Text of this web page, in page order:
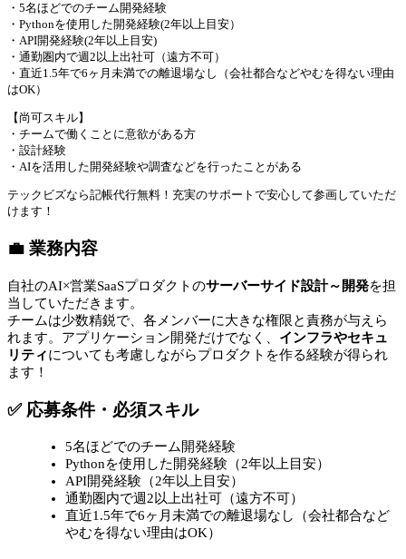
・5名ほどでのチーム開発経験
・Pythonを使用した開発経験(2年以上目安）
・API開発経験(2年以上目安)
・通勤圏内で週2以上出社可（遠方不可）
・直近1.5年で6ヶ月未満での離退場なし（会社都合などやむを得ない理由
はOK）
【尚可スキル】
・チームで働くことに意欲がある方
・設計経験
・AIを活用した開発経験や調査などを行ったことがある
テックビズなら記帳代行無料！充実のサポートで安心して参画していただ
けます！
💼 業務内容
自社のAI×営業SaaSプロダクトのサーバーサイド設計～開発を担
当していただきます。
チームは少数精鋭で、各メンバーに大きな権限と責務が与えら
れます。アプリケーション開発だけでなく、 インフラやセキュ
リティについても考慮しながらプロダクトを作る経験が得られ
ます！
✅ 応募条件・必須スキル
5名ほどでのチーム開発経験
Pythonを使用した開発経験（2年以上目安）
API開発経験（2年以上目安）
通勤圏内で週2以上出社可（遠方不可）
直近1.5年で6ヶ月未満での離退場なし（会社都合など
やむを得ない理由はOK）